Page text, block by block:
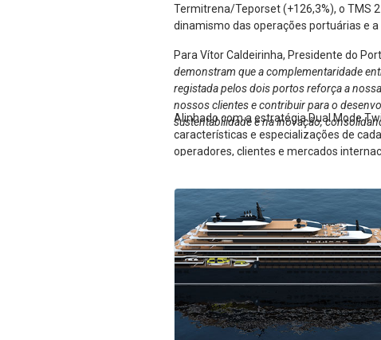
Termitrena/Teporset (+126,3%), o TMS
dinamismo das operações portuárias e
Para Vítor Caldeirinha, Presidente do
demonstram que a complementaridade
registada pelos dois portos reforça a
nossos clientes e contribuir para o
sustentabilidade e na inovação,
Alinhado com a estratégia Dual Mode
características e especializações de
operadores, clientes e mercados